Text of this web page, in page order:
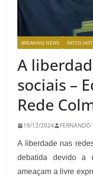
BREAKING NEWS FATOS
A
sociais –
Rede
19/12/2024 FERNANDO
A liberdade nas
debatida devido a
ameaçam a livre